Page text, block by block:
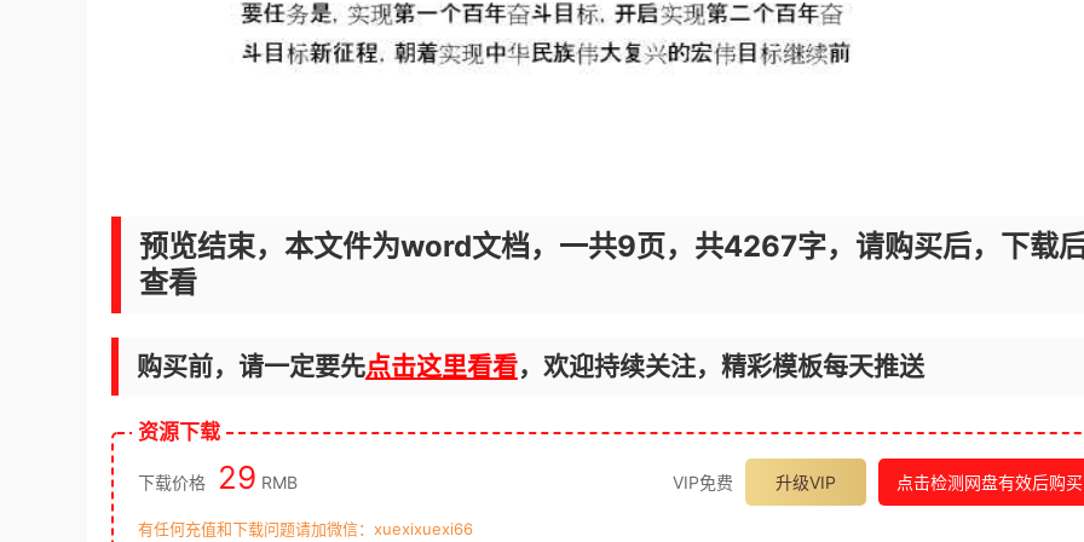
预览结束，本文件为word文档，一共9页，共4267字，请购买后，下载
查看
购买前，请一定要先点击这里看看，欢迎持续关注，精彩模板每天推送
资源下载
下载价格 29 RMB VIP免费 升级VIP 点击检测网盘有效后购买
有任何充值和下载问题请加微信：xuexixuexi66